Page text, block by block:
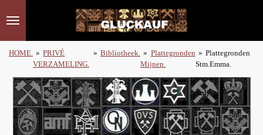
direct
hoofdinhoud
HOME. » PRIVÉ
VERZAMELING.
» Bibliotheek. » Plattegronden
Mijnen.
» Plattegronden
Stm.Emma.